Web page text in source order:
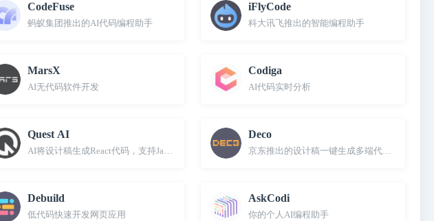
CodeFuse
蚂蚁集团推出的AI代码编程助手
iFlyCode
科大讯飞推出的智能编程助手
MarsX
AI无代码软件开发
Codiga
AI代码实时分析
Quest AI
AI将设计稿生成React代码，支持JavaScript和TypeScript
Deco
京东推出的设计稿一键生成多端代码工具
Debuild
低代码快速开发网页应用
AskCodi
你的个人AI编程助手